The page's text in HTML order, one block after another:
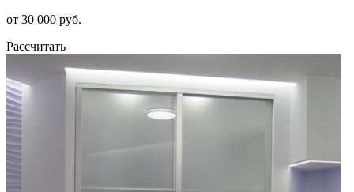
от 30 000 руб.
Рассчитать